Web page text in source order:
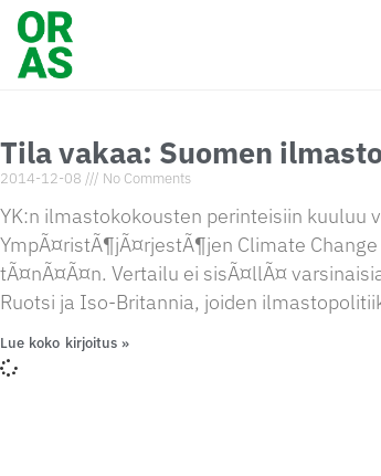
Tila vakaa: Suomen
2014-12-08 No Comments
YK:n ilmastokokousten perinteisiin
YmpÃ¤ristÃ¶jÃ¤rjestÃ¶jen Climate
tÃ¤nÃ¤Ã¤n. Vertailu ei sisÃ¤llÃ¤
Ruotsi ja Iso-Britannia, joiden
Lue koko kirjoitus »